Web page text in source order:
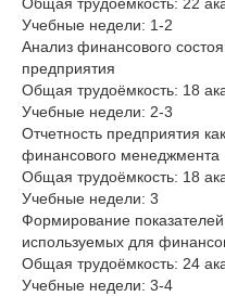
Учебные недели: 1-2
Анализ финансового
предприятия
Общая трудоёмкость: 18
Учебные недели: 2-3
Отчетность предприятия
финансового менеджмента
Общая трудоёмкость: 18
Учебные недели: 3
Формирование показателей
используемых для
Общая трудоёмкость: 24
Учебные недели: 3-4